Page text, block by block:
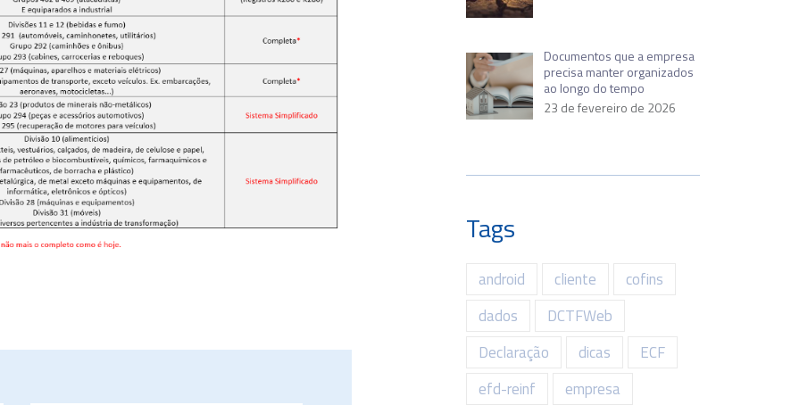
Documentos que a empresa
precisa manter organizados
ao longo do tempo
23 de fevereiro de 2026
Tags
android cliente
cofins
dados
DCTFWeb
Declaração
dicas
ECF
efd-reinf
empresa